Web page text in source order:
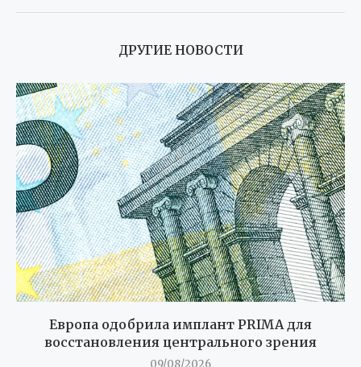
ДРУГИЕ НОВОСТИ
Европа одобрила имплант PRIMA для
восстановления центрального зрения
09/08/2026